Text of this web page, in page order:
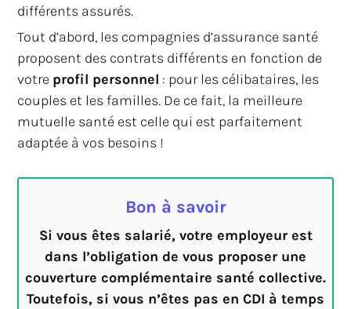
différents assurés.
Tout d’abord, les compagnies d’assurance santé
proposent des contrats différents en fonction de
votre profil personnel : pour les célibataires, les
couples et les familles. De ce fait, la meilleure
mutuelle santé est celle qui est parfaitement
adaptée à vos besoins !
Bon à savoir
Si vous êtes salarié, votre employeur est
dans l’obligation de vous proposer une
couverture complémentaire santé collective.
Toutefois, si vous n’êtes pas en CDI à temps